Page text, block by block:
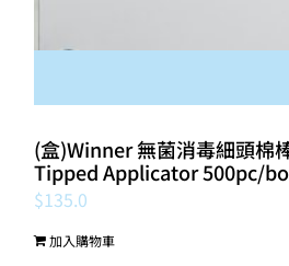
(盒)Winner 無菌消毒細頭棉
Tipped Applicator 500pc/
$135.0
加入購物車